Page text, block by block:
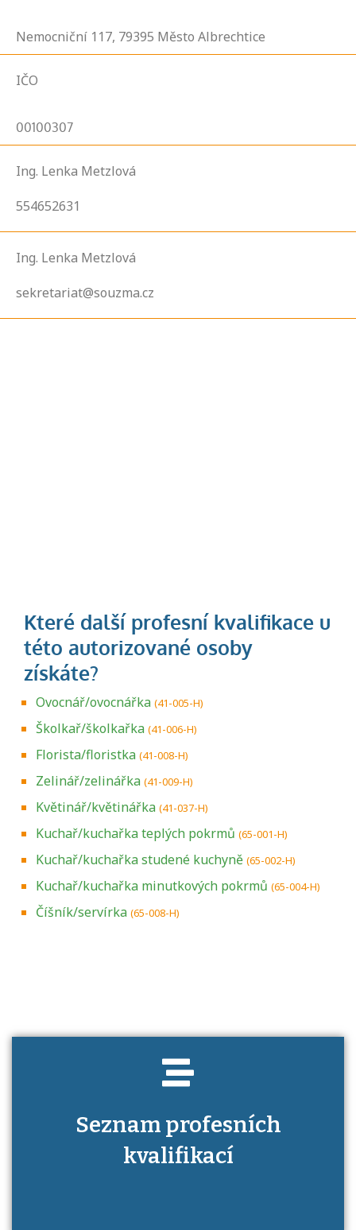
Nemocniční 117, 79395 Město Albrechtice
IČO
00100307
Ing. Lenka Metzlová
554652631
Ing. Lenka Metzlová
sekretariat@souzma.cz
Ovocnář/ovocnářka (41-005-H)
Školkař/školkařka (41-006-H)
Florista/floristka (41-008-H)
Zelinář/zelinářka (41-009-H)
Květinář/květinářka (41-037-H)
Kuchař/kuchařka teplých pokrmů (65-001-H)
Kuchař/kuchařka studené kuchyně (65-002-H)
Kuchař/kuchařka minutkových pokrmů (65-004-H)
Číšník/servírka (65-008-H)
Seznam profesních
kvalifikací
Projděte si seznam profesních kvalifikací.